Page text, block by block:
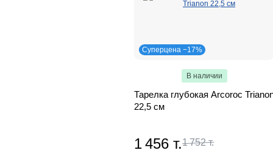
Суперцена −17%
В наличии
Тарелка глубокая Arcoroc
22,5 см
1 456 т.1 752 т.